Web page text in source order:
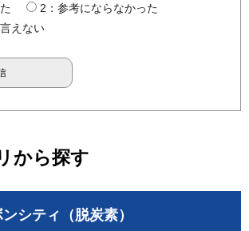
2：参考にならなかった
えない
から探す
シティ（脱炭素）